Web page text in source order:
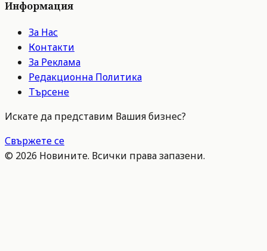
Информация
За Нас
Контакти
За Реклама
Редакционна Политика
Търсене
Искате да представим Вашия бизнес?
Свържете се
© 2026 Новините. Всички права запазени.